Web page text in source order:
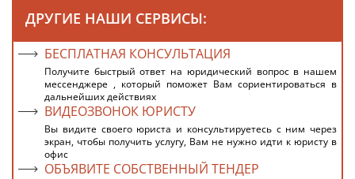
ДРУГИЕ НАШИ СЕРВИСЫ:
БЕСПЛАТНАЯ КОНСУЛЬТАЦИЯ
Получите быстрый ответ на юридический вопрос в нашем
мессенджере , который поможет Вам сориентироваться в
дальнейших действиях
ВИДЕОЗВОНОК ЮРИСТУ
Вы видите своего юриста и консультируетесь с ним через
экран, чтобы получить услугу, Вам не нужно идти к юристу в
офис
ОБЪЯВИТЕ СОБСТВЕННЫЙ ТЕНДЕР